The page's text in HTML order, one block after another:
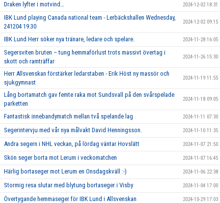
Draken lyfter i motvind… 2024-12-02 18:31
IBK Lund playing Canada national team - Lerbäckshallen Wednesday,
241204 19.30
2024-12-02 09:15
IBK Lund Herr söker nya tränare, ledare och spelare. 2024-11-28 16:05
Segersviten bruten – tung hemmaförlust trots massivt övertag i
skott och ramträffar
2024-11-26 15:30
Herr Allsvenskan förstärker ledarstaben - Erik Höst ny massör och
sjukgymnast
2024-11-19 11:55
Lång bortamatch gav femte raka mot Sundsvall på den svårspelade
parketten
2024-11-18 09:05
Fantastisk innebandymatch mellan två spelande lag 2024-11-11 07:30
Segerintervju med vår nya målvakt David Henningsson. 2024-11-10 11:35
Andra segern i NHL veckan, på lördag väntar Hovslätt 2024-11-07 21:50
Skön seger borta mot Lerum i veckomatchen 2024-11-07 16:45
Härlig bortaseger mot Lerum en Onsdagskväll :-) 2024-11-06 22:38
Stormig resa slutar med blytung bortaseger i Visby 2024-11-04 17:00
Övertygande hemmaseger för IBK Lund i Allsvenskan 2024-10-29 17:03